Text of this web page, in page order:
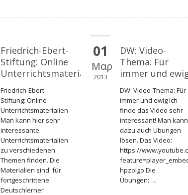
Friedrich-Ebert-
Stiftung: Online
Unterrichtsmaterialien
Friedrich-Ebert-
Stiftung: Online
Unterrichtsmaterialien
Man kann hier sehr
interessante
Unterrichtsmaterialien
zu verschiedenen
Themen finden. Die
Materialien sind für
fortgeschrittene
Deutschlerner
01
Μαρ
2013
DW: Video-
Thema: Für
immer und
DW: Video-Thema: Für
immer und ewig Ich
finde das Video sehr
interessant! Man kann
dazu auch Übungen
lösen. Das Video:
https://
hpzolgo Die
Übungen: ...